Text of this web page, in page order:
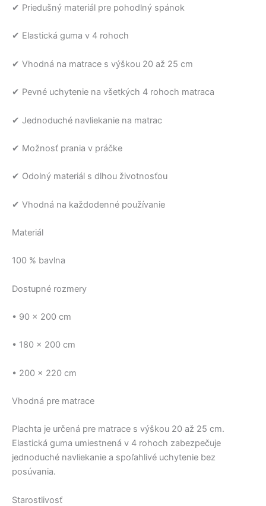
✔ Priedušný materiál pre pohodlný spánok
✔ Elastická guma v 4 rohoch
✔ Vhodná na matrace s výškou 20 až 25 cm
✔ Pevné uchytenie na všetkých 4 rohoch matraca
✔ Jednoduché navliekanie na matrac
✔ Možnosť prania v práčke
✔ Odolný materiál s dlhou životnosťou
✔ Vhodná na každodenné používanie
Materiál
100 % bavlna
Dostupné rozmery
• 90 × 200 cm
• 180 × 200 cm
• 200 × 220 cm
Vhodná pre matrace
Plachta je určená pre matrace s výškou 20 až 25 cm.
Elastická guma umiestnená v 4 rohoch zabezpečuje
jednoduché navliekanie a spoľahlivé uchytenie bez
posúvania.
Starostlivosť